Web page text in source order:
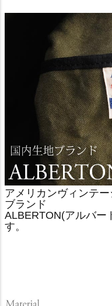
アメリカンヴィンテ
ブランド
ALBERTON(アルバー
す。